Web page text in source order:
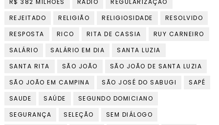
R$ 382 MILHÕES
RADIO
REGULARIZAÇÃO
REJEITADO
RELIGIÃO RELIGIOSIDADE
RESOLVIDO
RESPOSTA
RICO RITA DE CASSIA
RUY CARNEIRO
SALÁRIO
SALÁRIO EM DIA
SANTA LUZIA
SANTA RITA
SÃO JOÃO
SÃO JOÃO DE SANTA LUZIA
SÃO JOÃO EM CAMPINA
SÃO JOSÉ DO SABUGI
SAPÉ
SAUDE
SAÚDE
SEGUNDO DOMICIANO
SEGURANÇA
SELEÇÃO
SEM DIÁLOGO